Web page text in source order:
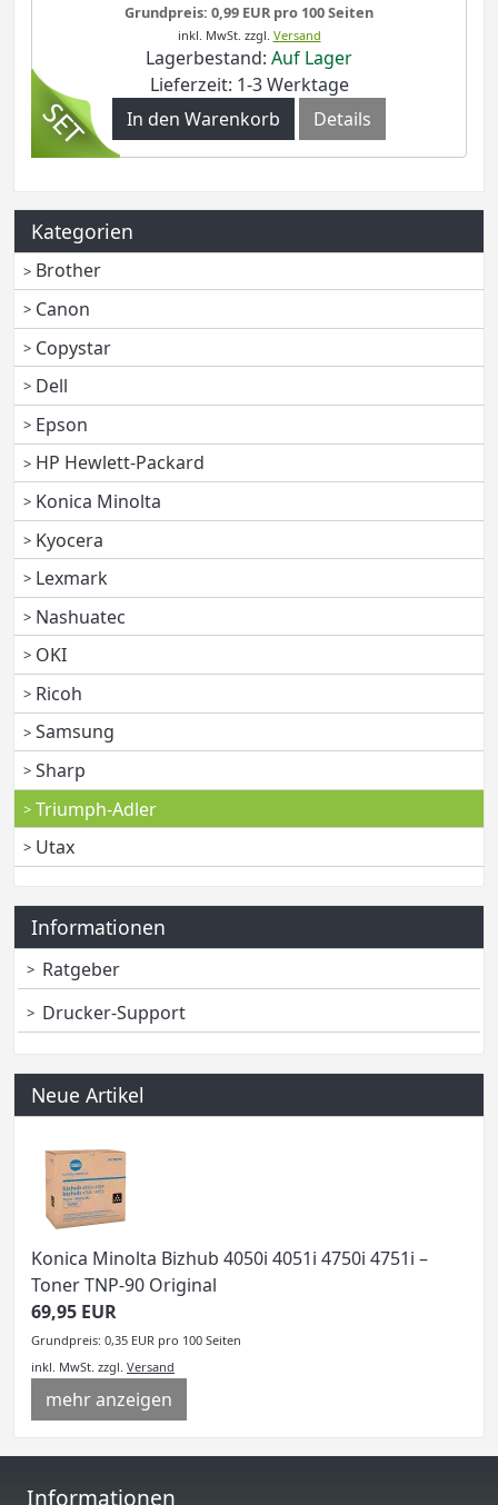
Grundpreis: 0,99 EUR pro 100 Seiten
inkl. MwSt. zzgl. Versand
Lagerbestand: Auf Lager
Lieferzeit: 1-3 Werktage
In den Warenkorb
Details
Kategorien
Brother
Canon
Copystar
Dell
Epson
HP Hewlett-Packard
Konica Minolta
Kyocera
Lexmark
Nashuatec
OKI
Ricoh
Samsung
Sharp
Triumph-Adler
Utax
Informationen
Ratgeber
Drucker-Support
Neue Artikel
Konica Minolta Bizhub 4050i 4051i 4750i 4751i –
Toner TNP-90 Original
69,95 EUR
Grundpreis: 0,35 EUR pro 100 Seiten
inkl. MwSt. zzgl. Versand
mehr anzeigen
Informationen